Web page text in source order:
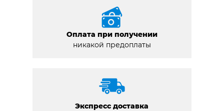
Оплата при получении
никакой предоплаты
Экспресс доставка